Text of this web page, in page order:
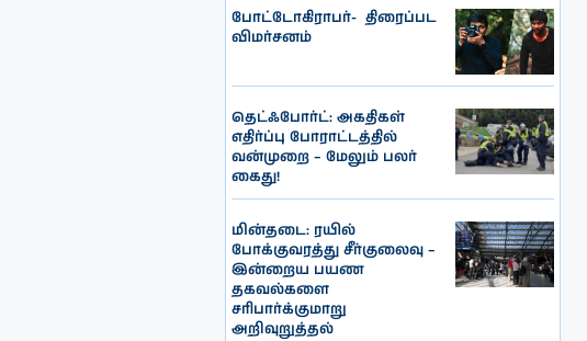
போட்டோகிராபர்- ‌ திரைப்பட
விமர்சனம்
தெட்ஃபோர்ட்: அகதிகள்
எதிர்ப்பு போராட்டத்தில்
வன்முறை – மேலும் பலர்
கைது!
மின்தடை: ரயில்
போக்குவரத்து சீர்குலைவு –
இன்றைய பயண
தகவல்களை
சரிபார்க்குமாறு
அறிவுறுத்தல்